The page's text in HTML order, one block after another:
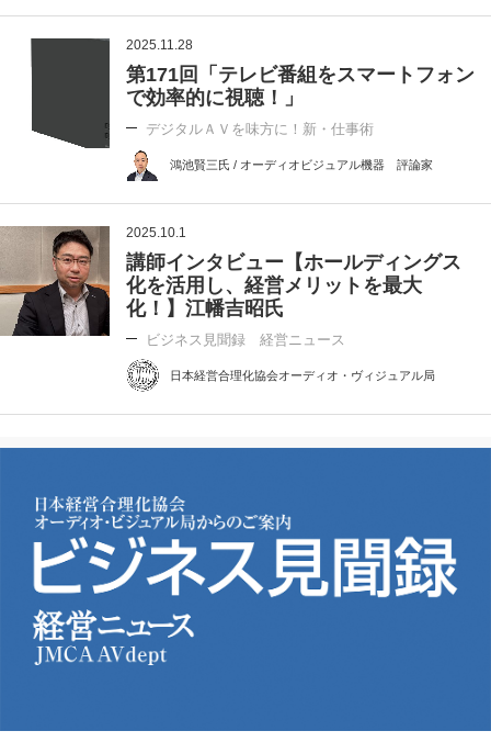
2025.11.28
第171回「テレビ番組をスマートフォン
で効率的に視聴！」
デジタルＡＶを味方に！新・仕事術
鴻池賢三氏 / オーディオビジュアル機器 評論家
2025.10.1
講師インタビュー【ホールディングス
化を活用し、経営メリットを最大
化！】江幡吉昭氏
ビジネス見聞録 経営ニュース
日本経営合理化協会オーディオ・ヴィジュアル局